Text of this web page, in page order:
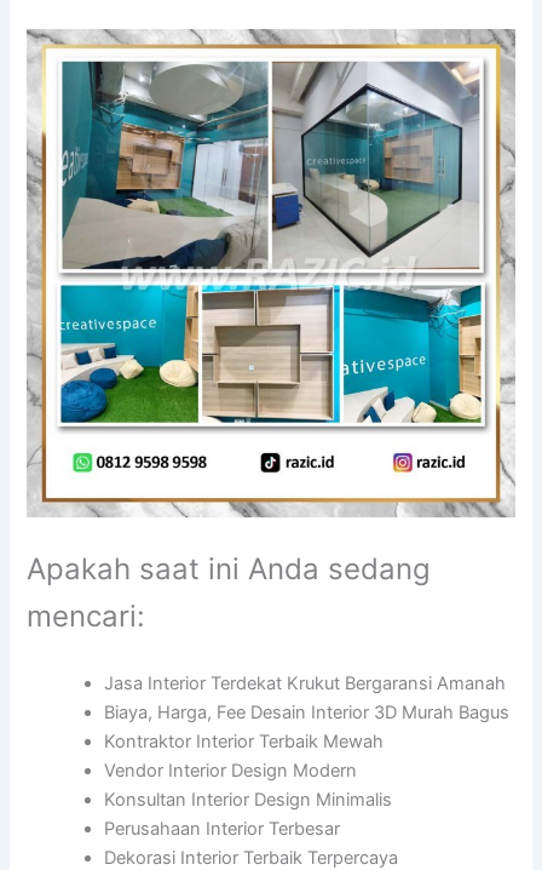
Apakah saat ini Anda sedang
mencari:
Jasa Interior Terdekat Krukut Bergaransi Amanah
Biaya, Harga, Fee Desain Interior 3D Murah Bagus
Kontraktor Interior Terbaik Mewah
Vendor Interior Design Modern
Konsultan Interior Design Minimalis
Perusahaan Interior Terbesar
Dekorasi Interior Terbaik Terpercaya